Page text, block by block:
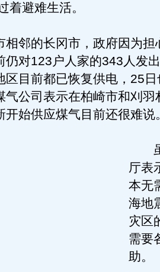
着避难生活。
邻的长冈市，政府因为担
仍对123户人家的343人发
区目前都已恢复供电，25
气公司表示在柏崎市和刈羽
开始供应煤气目前还很难说
虽
厅表
本无
海地
灾区
需要
助。